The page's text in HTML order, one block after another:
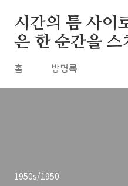
시간의 틈 사이
은 한 순간을 스
홈 방명록
1950s/1950